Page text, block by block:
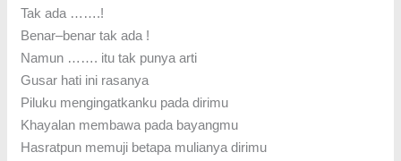
Tak ada …….!
Benar–benar tak ada !
Namun ……. itu tak punya arti
Gusar hati ini rasanya
Piluku mengingatkanku pada dirimu
Khayalan membawa pada bayangmu
Hasratpun memuji betapa mulianya dirimu